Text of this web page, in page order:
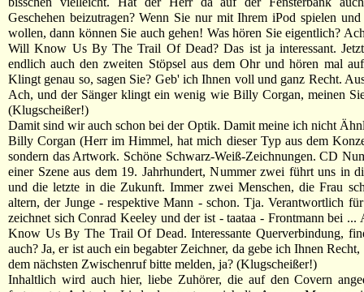
Geschehen beizutragen? Wenn Sie nur mit Ihrem iPod spielen
wollen, dann können Sie auch gehen! Was hören Sie eigentlich?
Will Know Us By The Trail Of Dead? Das ist ja interessant.
endlich auch den zweiten Stöpsel aus dem Ohr und hören mal
Klingt genau so, sagen Sie? Geb' ich Ihnen voll und ganz Recht.
Ach, und der Sänger klingt ein wenig wie Billy Corgan, meinen
(Klugscheißer!)
Damit sind wir auch schon bei der Optik. Damit meine ich nicht
Billy Corgan (Herr im Himmel, hat mich dieser Typ aus dem
sondern das Artwork. Schöne Schwarz-Weiß-Zeichnungen. CD
einer Szene aus dem 19. Jahrhundert, Nummer zwei führt uns in
und die letzte in die Zukunft. Immer zwei Menschen, die Frau
altern, der Junge - respektive Mann - schon. Tja. Verantwortlich
zeichnet sich Conrad Keeley und der ist - taataa - Frontmann bei
Know Us By The Trail Of Dead. Interessante Querverbindung,
auch? Ja, er ist auch ein begabter Zeichner, da gebe ich Ihnen
dem nächsten Zwischenruf bitte melden, ja? (Klugscheißer!)
Inhaltlich wird auch hier, liebe Zuhörer, die auf den Covern